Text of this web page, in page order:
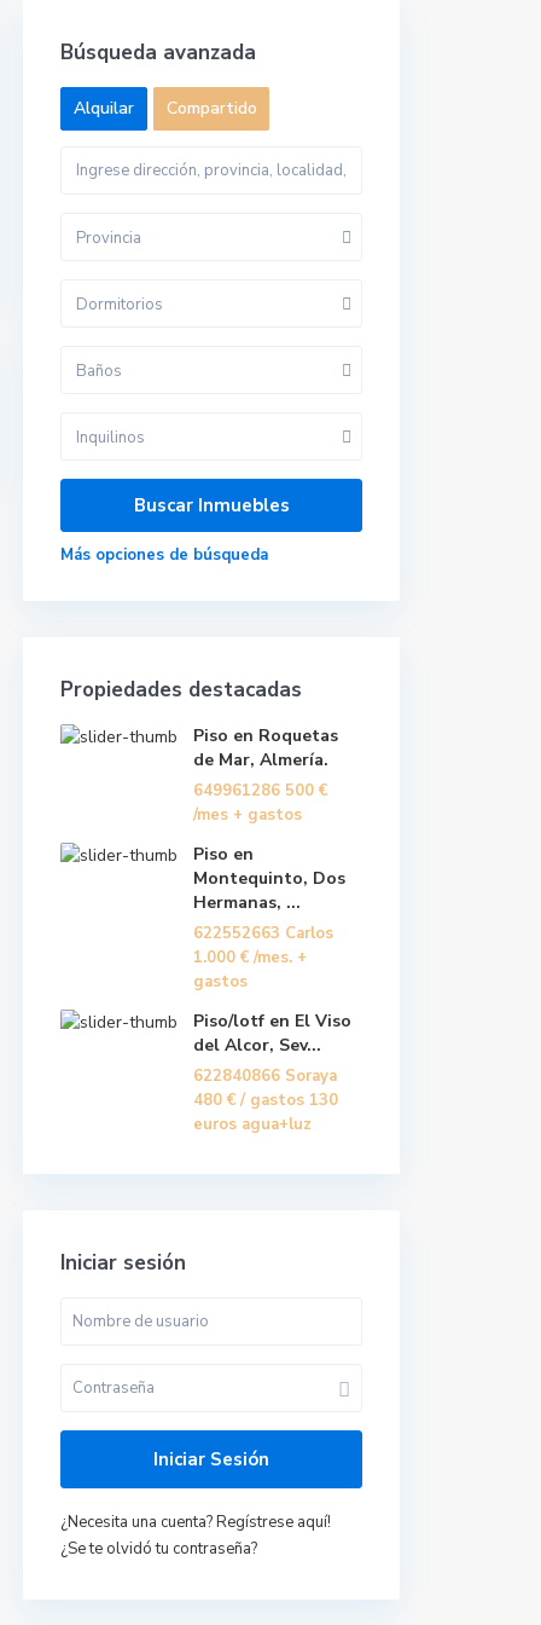
Búsqueda avanzada
Alquilar Compartido
Provincia
Dormitorios
Baños
Inquilinos
Más opciones de búsqueda
Propiedades destacadas
Piso en Roquetas
de Mar, Almería.
649961286 500 €
/mes + gastos
Piso en
Montequinto, Dos
Hermanas, ...
622552663 Carlos
1.000 € /mes. +
gastos
Piso/lotf en El Viso
del Alcor, Sev...
622840866 Soraya
480 € / gastos 130
euros agua+luz
Iniciar sesión
Iniciar Sesión
¿Necesita una cuenta? Regístrese aquí!
¿Se te olvidó tu contraseña?
Piso en Roquetas de
Mar, Almería.
649961286500 €
/mes + gastos